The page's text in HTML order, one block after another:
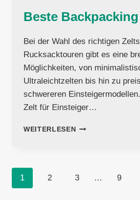
Beste
Bei der Wahl des richtigen
Rucksacktouren gibt es eine
Möglichkeiten, von
Ultraleichtzelten bis hin zu
schwereren
Zelt für Einsteiger…
WEITERLESENBESTE
Seitennavigation
1 2 3 … 9